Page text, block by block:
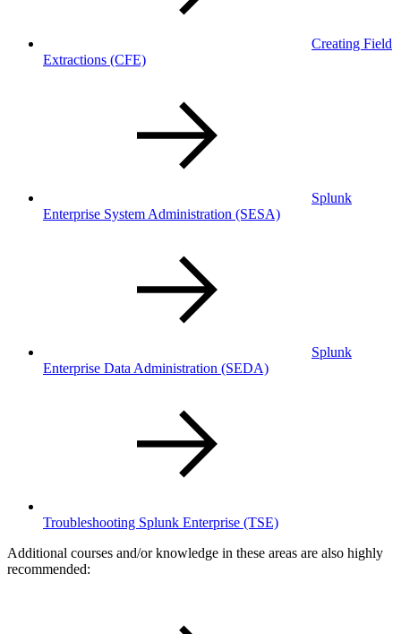
Creating Field
Extractions (CFE)
Splunk
Enterprise System Administration (SESA)
Splunk
Enterprise Data Administration (SEDA)
Troubleshooting Splunk Enterprise (TSE)
Additional courses and/or knowledge in these areas are also highly
recommended: